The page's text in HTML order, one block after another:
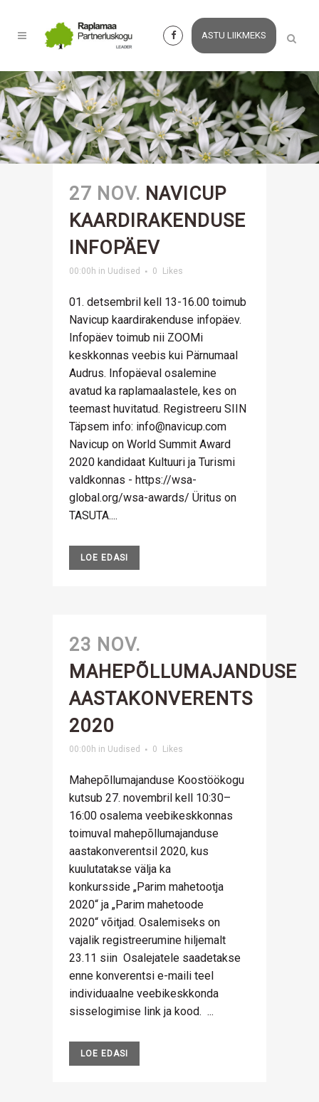
ASTU LIIKMEKS
27 NOV. NAVICUP
KAARDIRAKENDUSE
INFOPÄEV
00:00h in Uudised 0 Likes
01. detsembril kell 13-16.00 toimub
Navicup kaardirakenduse infopäev.
Infopäev toimub nii ZOOMi
keskkonnas veebis kui Pärnumaal
Audrus. Infopäeval osalemine
avatud ka raplamaalastele, kes on
teemast huvitatud. Registreeru SIIN
Täpsem info: info@navicup.com
Navicup on World Summit Award
2020 kandidaat Kultuuri ja Turismi
valdkonnas - https://wsa-
global.org/wsa-awards/ Üritus on
TASUTA....
LOE EDASI
23 NOV.
MAHEPÕLLUMAJANDUSE
AASTAKONVERENTS
2020
00:00h in Uudised 0 Likes
Mahepõllumajanduse Koostöökogu
kutsub 27. novembril kell 10:30–
16:00 osalema veebikeskkonnas
toimuval mahepõllumajanduse
aastakonverentsil 2020, kus
kuulutatakse välja ka
konkursside „Parim mahetootja
2020“ ja „Parim mahetoode
2020“ võitjad. Osalemiseks on
vajalik registreerumine hiljemalt
23.11 siin Osalejatele saadetakse
enne konverentsi e-maili teel
individuaalne veebikeskkonda
sisselogimise link ja kood. ...
LOE EDASI